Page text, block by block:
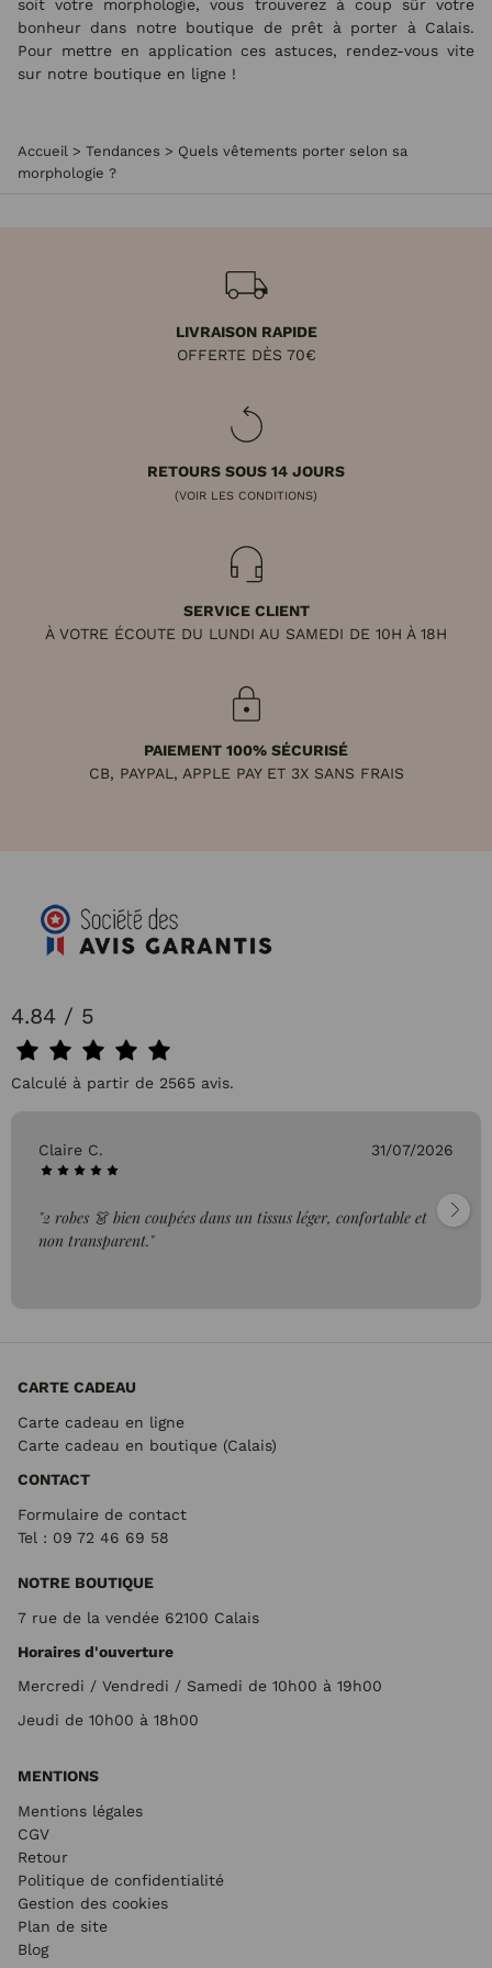
soit votre morphologie, vous trouverez à coup sûr votre
bonheur dans notre boutique de prêt à porter à Calais.
Pour mettre en application ces astuces, rendez-vous vite
sur notre boutique en ligne !
Accueil > Tendances > Quels vêtements porter selon sa
morphologie ?
LIVRAISON RAPIDE
OFFERTE DÈS 70€
RETOURS SOUS 14 JOURS
(VOIR LES CONDITIONS)
SERVICE CLIENT
À VOTRE ÉCOUTE DU LUNDI AU SAMEDI DE 10H À 18H
PAIEMENT 100% SÉCURISÉ
CB, PAYPAL, APPLE PAY ET 3X SANS FRAIS
4.84 / 5
Calculé à partir de 2565 avis.
dans un tissus léger, confortable et
Pascale P.
"très bien"
CARTE CADEAU
Carte cadeau en ligne
Carte cadeau en boutique (Calais)
CONTACT
Formulaire de contact
Tel : 09 72 46 69 58
NOTRE BOUTIQUE
7 rue de la vendée 62100 Calais
Horaires d'ouverture
Mercredi / Vendredi / Samedi de 10h00 à 19h00
Jeudi de 10h00 à 18h00
MENTIONS
Mentions légales
CGV
Retour
Politique de confidentialité
Gestion des cookies
Plan de site
Blog